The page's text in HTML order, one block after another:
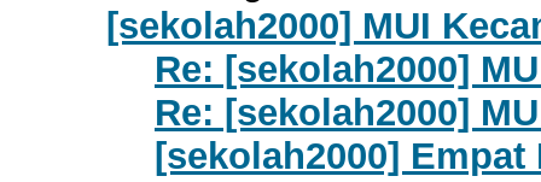
[sekolah2000] MUI
Re: [sekolah2000]
Re: [sekolah2000]
[sekolah2000]